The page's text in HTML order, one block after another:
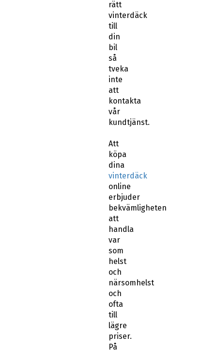
rätt
vinterdäck
till
din
bil
så
tveka
inte
att
kontakta
vår
kundtjänst.
Att
köpa
dina
vinterdäck
online
erbjuder
bekvämligheten
att
handla
var
som
helst
och
närsomhelst
och
ofta
till
lägre
priser.
På